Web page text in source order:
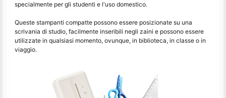
specialmente per gli studenti e l'uso domestico.
Queste stampanti compatte possono essere posizionate su una
scrivania di studio, facilmente inseribili negli zaini e possono essere
utilizzate in qualsiasi momento, ovunque, in biblioteca, in classe o in
viaggio.